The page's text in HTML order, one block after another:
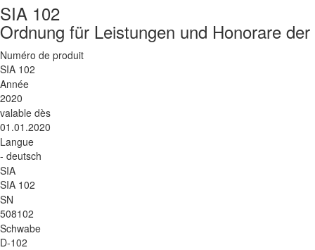
SIA 102
Ordnung für Leistungen und Honorare
Numéro de produit
SIA 102
Année
2020
valable dès
01.01.2020
Langue
- deutsch
SIA
SIA 102
SN
508102
Schwabe
D-102